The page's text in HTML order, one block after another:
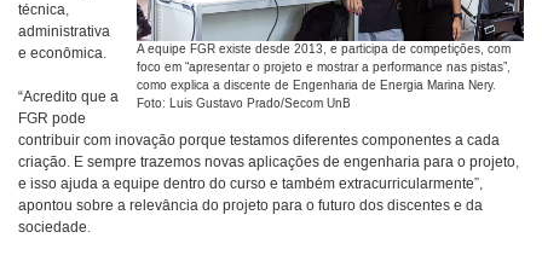
A equipe FGR existe desde 2013, e participa de competições, com
foco em “apresentar o projeto e mostrar a performance nas pistas”,
como explica a discente de Engenharia de Energia Marina Nery.
Foto: Luis Gustavo Prado/Secom UnB
técnica,
administrativa
e econômica.
“Acredito que a
FGR pode
contribuir com inovação porque testamos diferentes componentes a cada
criação. E sempre trazemos novas aplicações de engenharia para o projeto,
e isso ajuda a equipe dentro do curso e também extracurricularmente”,
apontou sobre a relevância do projeto para o futuro dos discentes e da
sociedade.